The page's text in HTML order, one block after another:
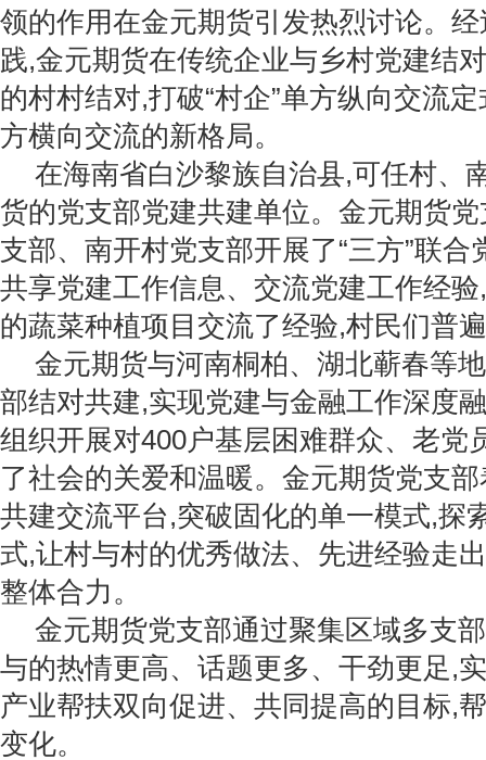
领的作用在金元期货引发热烈讨论。
践,金元期货在传统企业与乡村党建结
的村村结对,打破“村企”单方纵向交流定
方横向交流的新格局。
在海南省白沙黎族自治县,可任村、
货的党支部党建共建单位。金元期货
支部、南开村党支部开展了“三方”联合
共享党建工作信息、交流党建工作经
的蔬菜种植项目交流了经验,村民们普
金元期货与河南桐柏、湖北蕲春等
部结对共建,实现党建与金融工作深度
组织开展对400户基层困难群众、老党
了社会的关爱和温暖。金元期货党支
共建交流平台,突破固化的单一模式,探
式,让村与村的优秀做法、先进经验走
整体合力。
金元期货党支部通过聚集区域多支
与的热情更高、话题更多、干劲更足,
产业帮扶双向促进、共同提高的目标,
变化。